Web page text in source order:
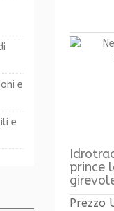
prince
Prezzo
e
e